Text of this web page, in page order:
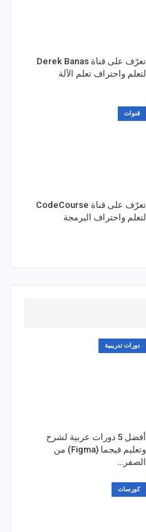
تعرّف على قناة Derek Banas
لتعلم واحتراف تعلم الآلة
قنوات
تعرّف على قناة CodeCourse
لتعلم واحتراف البرمجة
دورات تدريبية
أفضل 5 دورات عربية لشرح
وتعليم فيجما (Figma) من
الصفر…
كورسات